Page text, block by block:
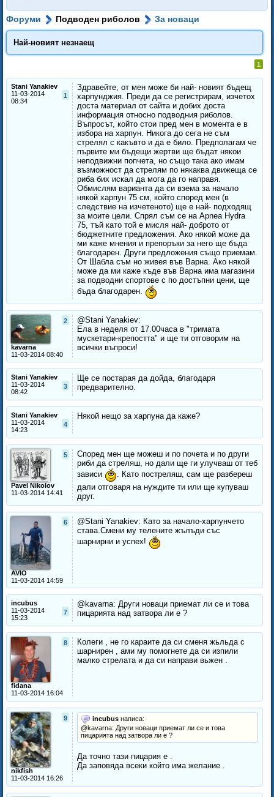
Форуми Подводен риболов За новаци
Най-новият незнаещ
1
Stani Yanakiev
1
11-03-2014
08:34
Здравейте, от мен може би най- новият бъдещ
харпунджия. Преди да се регистрирам, изчетох
доста материал от сайта и добих доста
информация относно подводния риболов.
Въпросът, който стои пред мен в момента е в
избора на харпун. Никога до сега не съм
стрелял с какъвто и да е било. Предполагам че
първите ми бъдещи жертви ще бъдат някои
неподвижни попчета, но също така ако имам
възможност да стрелям по някаква движеща се
риба бих искал да мога да го направя.
Обмислям варианта да си взема за начало
някой харпун 75 см, който според мен (в
следствие на изчетеното) ще е най- подходящ
за моите цели. Спрял съм се на Apnea Hydra
75, тъй като той е мисля най- доброто от
бюджетните предложения. Ако някой може да
ми каже мнения и препоръки за него ще бъда
благодарен. Други предложения също приемам.
От Шабла съм но живея във Варна. Ако някой
може да ми каже къде във Варна има магазини
за подводни спортове с по достъпни цени, ще
бъда благодарен.
2
kavarna
11-03-2014 08:40
@Stani Yanakiev:
Ела в неделя от 17.00часа в "тримата
мускетари-крепостта" и ще ти отговорим на
всички въпроси!
Stani Yanakiev
3
11-03-2014
08:42
Ще се постарая да дойда, благодаря
предварително.
Stani Yanakiev
4
11-03-2014
14:23
Някой нещо за харпуна да каже?
5
Pavel Nikolov
11-03-2014 14:41
Според мен ще можеш и по почета и по други
риби да стреляш, но дали ще ги улучваш от теб
зависи
. Като постреляш, сам ще разбереш
дали отговаря на нуждите ти или ще купуваш
друг.
6
AVIO
11-03-2014 14:59
@Stani Yanakiev: Като за начало-харпунчето
става.Смени му телените жълъди със
шарнирни и успех!
incubus
7
11-03-2014
15:23
@kavarna: Други новаци приемат ли се и това
пицарията над затвора ли е ?
8
fidana
11-03-2014 16:04
Кoлеги , не го караите да си сменя жьльда с
шарнирен , ами му помогнете да си изпили
малко стрелата и да си направи вьжен .
9
nikfish
11-03-2014 16:26
incubus написа:
@kavarna: Други новаци приемат ли се и това
пицарията над затвора ли е ?
Да точно тази пицария е .
Да заповяда всеки който има желание .